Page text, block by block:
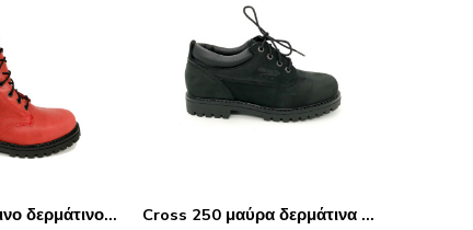
Cross 470 κόκκινο δερμάτινο αρβυλάκι Cross 250 μαύρα δερμάτινα σκαρπίνια